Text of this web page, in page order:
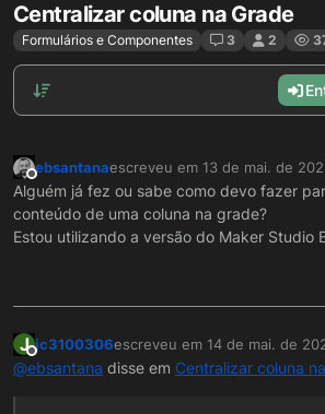
Centralizar coluna na Grade
Formulários e Componentes 3 2
Offline
ebsantanaescreveu em 13 de mai. de
última edição por
Alguém já fez ou sabe como devo fazer
conteúdo de uma coluna na grade?
Estou utilizando a versão do Maker Studio
J
Offline
jc3100306escreveu em 14 de mai. de
última edição por
@ebsantana disse em Centralizar coluna